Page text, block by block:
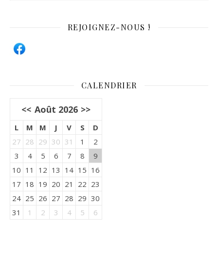
REJOIGNEZ-NOUS !
CALENDRIER
<< Août 2026 >>
L M M J V S
D
27 28 29 30 31 1
2
3
4 5 6 7 8
9
10 11 12 13 14 15 16
17 18 19 20 21 22 23
24 25 26 27 28 29 30
31
1 2 3 4 5 6